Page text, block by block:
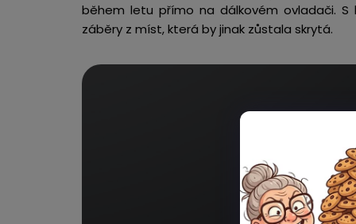
během letu přímo na dálkovém ovladači. S
záběry z míst, která by jinak zůstala skrytá.
4K